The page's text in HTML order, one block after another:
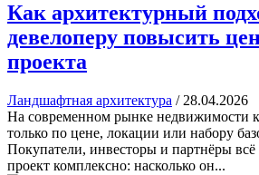
Как архитектурный
девелоперу повысить
проекта
Ландшафтная архитектура / 28.04.2026
На современном рынке недвижимости
только по цене, локации или набору
Покупатели, инвесторы и партнёры
проект комплексно: насколько он...